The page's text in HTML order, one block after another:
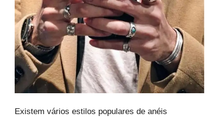
Existem vários estilos populares de anéis